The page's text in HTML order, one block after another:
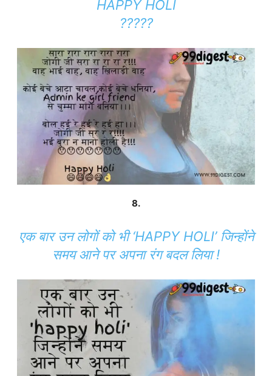
HAPPY HOLI
?????
8.
एक बार उन लोगों को भी ‘HAPPY HOLI’ जिन्होंने
समय आने पर अपना रंग बदल लिया !